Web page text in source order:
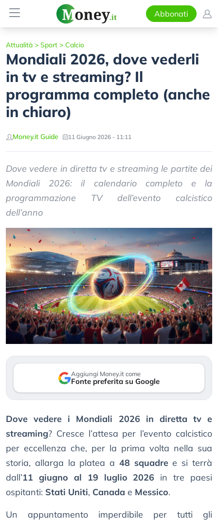
Abbonati
Attualità > Sport > Calcio
Mondiali 2026, dove vederli
in tv e streaming? Il
programma completo (anche
in chiaro)
Money.it Guide 11 Giugno 2026 - 11:11
Dove vedere in diretta tv e streaming le partite dei
Mondiali 2026: il calendario completo e la
programmazione TV dell’evento calcistico
dell’anno
Aggiungi Money.it come
Fonte preferita su Google
Dove vedere i Mondiali 2026 in diretta tv e
streaming? Cresce l’attesa per l’evento calcistico
per eccellenza che, per la prima volta nella sua
storia, allarga la platea a 48 squadree si terrà
dall’11 giugno al 19 luglio 2026 in tre paesi
ospitanti: Stati Uniti, Canada e Messico.
Un appuntamento imperdibile per tutti gli